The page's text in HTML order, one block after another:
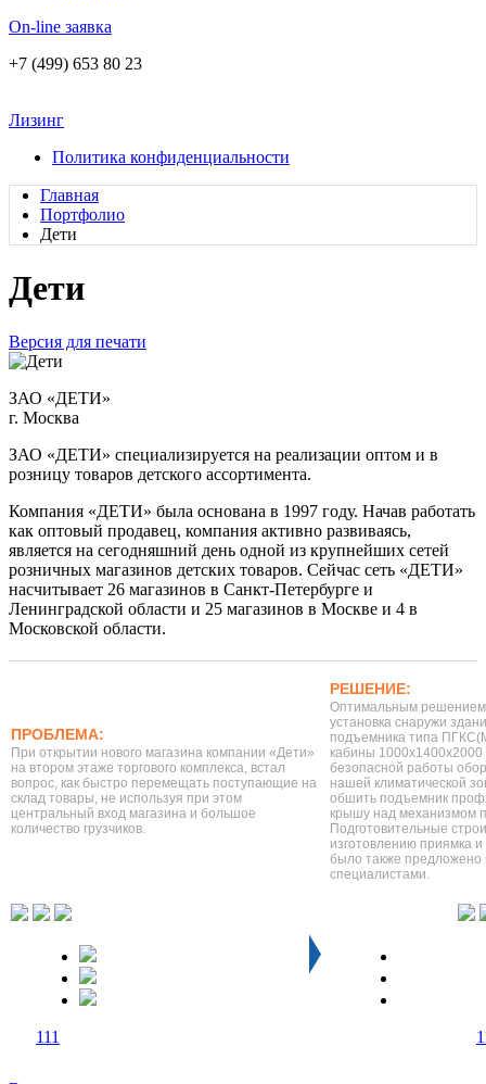
On-line заявка
+7 (499) 653 80 23
Лизинг
Политика конфиденциальности
Главная
Портфолио
Дети
Дети
Версия для печати
ЗАО «ДЕТИ»
г. Москва
ЗАО «ДЕТИ» специализируется на реализации оптом и в
розницу товаров детского ассортимента.
Компания «ДЕТИ» была основана в 1997 году. Начав работать
как оптовый продавец, компания активно развиваясь,
является на сегодняшний день одной из крупнейших сетей
розничных магазинов детских товаров. Сейчас сеть «ДЕТИ»
насчитывает 26 магазинов в Санкт-Петербурге и
Ленинградской области и 25 магазинов в Москве и 4 в
Московской области.
ПРОБЛЕМА:
При открытии нового магазина компании «Дети»
на втором этаже торгового комплекса, встал
вопрос, как быстро перемещать поступающие на
склад товары, не используя при этом
центральный вход магазина и большое
количество грузчиков.
РЕШЕНИЕ:
Оптимальным
установка снаружи
подъемника типа
кабины
безопасной работы
нашей климатической
обшить подъемник
крышу над механизмом
Подготовительные
изготовлению приямка
было также
специалистами.
111 1